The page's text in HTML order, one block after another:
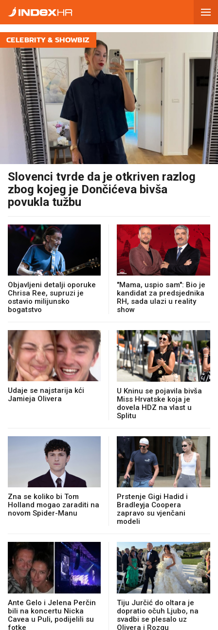
CELEBRITY & SHOWBIZ
Slovenci tvrde da je otkriven razlog
zbog kojeg je Dončićeva bivša
povukla tužbu
Objavljeni detalji oporuke
Chrisa Ree, supruzi je
ostavio milijunsko
bogatstvo
"Mama, uspio sam": Bio je
kandidat za predsjednika
RH, sada ulazi u reality
show
Udaje se najstarija kći
Jamieja Olivera
U Kninu se pojavila bivša
Miss Hrvatske koja je
dovela HDZ na vlast u
Splitu
Zna se koliko bi Tom
Holland mogao zaraditi na
novom Spider-Manu
Prstenje Gigi Hadid i
Bradleyja Coopera
zapravo su vjenčani
modeli
Ante Gelo i Jelena Perčin
bili na koncertu Nicka
Cavea u Puli, podijelili su
fotke
Tiju Jurčić do oltara je
dopratio očuh Ljubo, na
svadbi se plesalo uz
Olivera i Rozgu